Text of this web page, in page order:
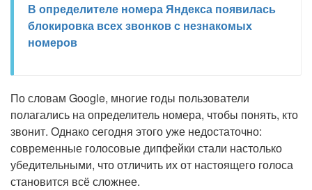
В определителе номера Яндекса появилась
блокировка всех звонков с незнакомых
номеров
По словам Google, многие годы пользователи
полагались на определитель номера, чтобы понять, кто
звонит. Однако сегодня этого уже недостаточно:
современные голосовые дипфейки стали настолько
убедительными, что отличить их от настоящего голоса
становится всё сложнее.